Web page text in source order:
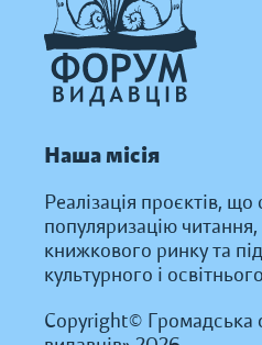
Наша місія
Реалізація проєктів,
популяризацію
книжкового ринку та
культурного і
Copyright© Громадська